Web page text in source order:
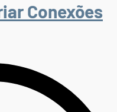
Conexões